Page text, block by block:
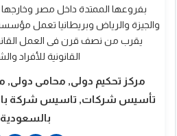
بفروعها الممتدة داخل مصر وخارجها
والجيزة والرياض وبريطانيا تعمل
يقرب من نصف قرن فى العمل
القانونية للأفراد
مركز تحكيم دولى, محامى دولى,
تأسيس شركات, تاسيس شركة
بالسعودية